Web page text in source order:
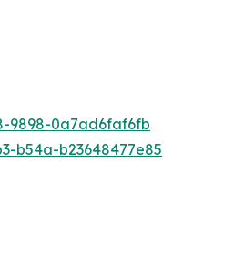
9898-0a7ad6faf6fb
b54a-b23648477e85